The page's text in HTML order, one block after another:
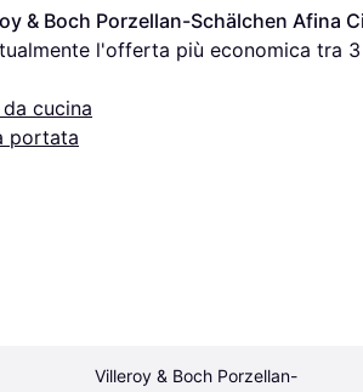
& Boch Porzellan-Schälchen Afina
l'offerta più economica tra 3
cucina
portata
Villeroy & Boch Porzellan-